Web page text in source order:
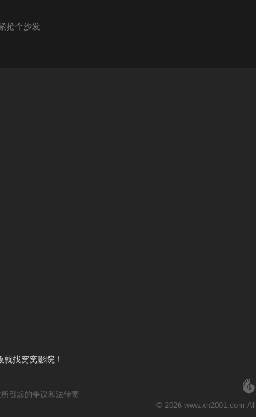
抢个沙发
找窝窝影院！
引起的争议和法律责
© 2026 www.xn2001.com